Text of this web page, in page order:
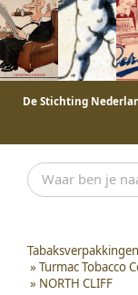
De Stichting
Tabaksverpakkingen
» Turmac Tobacco
» NORTH CLIFF